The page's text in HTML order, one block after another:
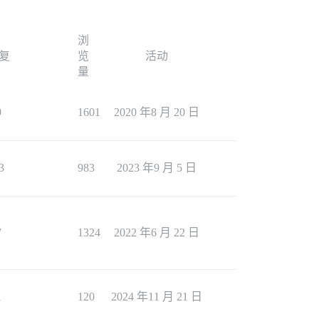
浏
览
量
活动
1601 2020 年8 月 20 日
983 2023 年9 月 5 日
1324 2022 年6 月 22 日
120 2024 年11 月 21 日